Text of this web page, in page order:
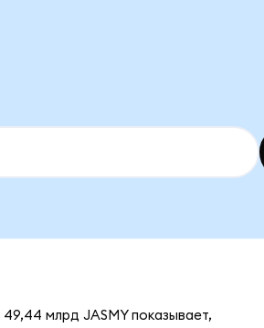
млрд JASMY показывает,